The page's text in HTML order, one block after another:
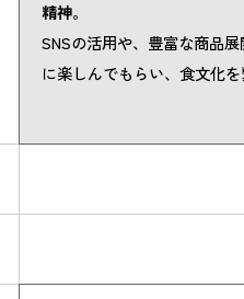
精神。
SNSの活用や、豊富な商品
に楽しんでもらい、食文化を